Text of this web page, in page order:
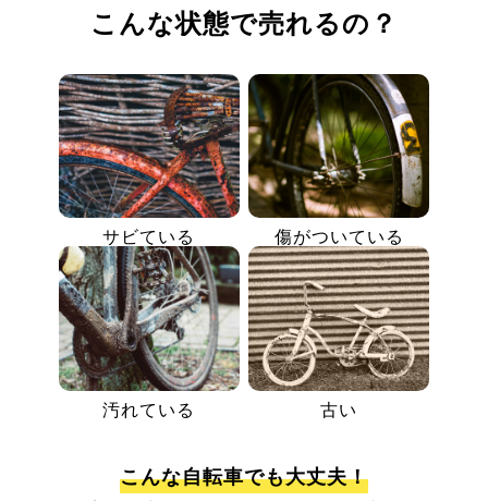
こんな状態で売れるの？
サビている 傷がついている
汚れている 古い
こんな自転車でも大丈夫！